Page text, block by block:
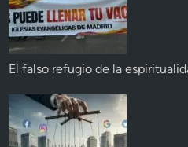
El falso refugio de la